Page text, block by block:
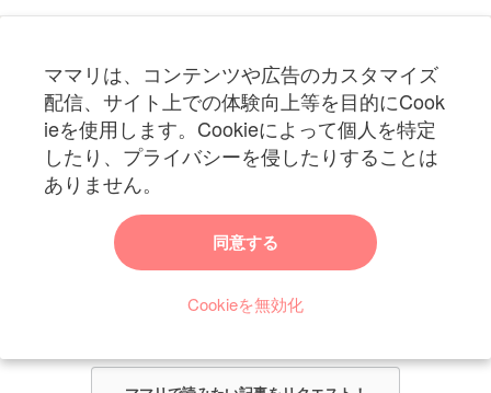
ママリは、コンテンツや広告のカスタマイズ
配信、サイト上での体験向上等を目的にCook
ieを使用します。Cookieによって個人を特定
したり、プライバシーを侵したりすることは
ありません。
同意する
Cookieを無効化
妊娠〜子育て中のお役立ち情報を配信中
ママリからのお知らせ
今ママリで読みたい記事は何ですか？
ママリ編集部がみなさんのご意見をもとに記事を作成させていただきま